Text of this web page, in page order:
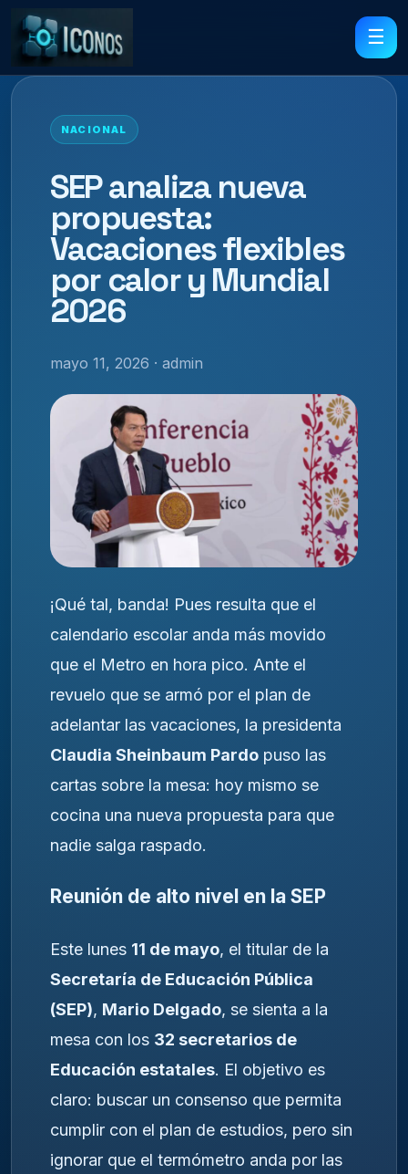
☰
NACIONAL
SEP analiza nueva
propuesta:
Vacaciones flexibles
por calor y Mundial
2026
mayo 11, 2026 · admin
¡Qué tal, banda! Pues resulta que el
calendario escolar anda más movido
que el Metro en hora pico. Ante el
revuelo que se armó por el plan de
adelantar las vacaciones, la presidenta
Claudia Sheinbaum Pardo puso las
cartas sobre la mesa: hoy mismo se
cocina una nueva propuesta para que
nadie salga raspado.
Reunión de alto nivel en la SEP
Este lunes 11 de mayo, el titular de la
Secretaría de Educación Pública
(SEP), Mario Delgado, se sienta a la
mesa con los 32 secretarios de
Educación estatales. El objetivo es
claro: buscar un consenso que permita
cumplir con el plan de estudios, pero sin
ignorar que el termómetro anda por las